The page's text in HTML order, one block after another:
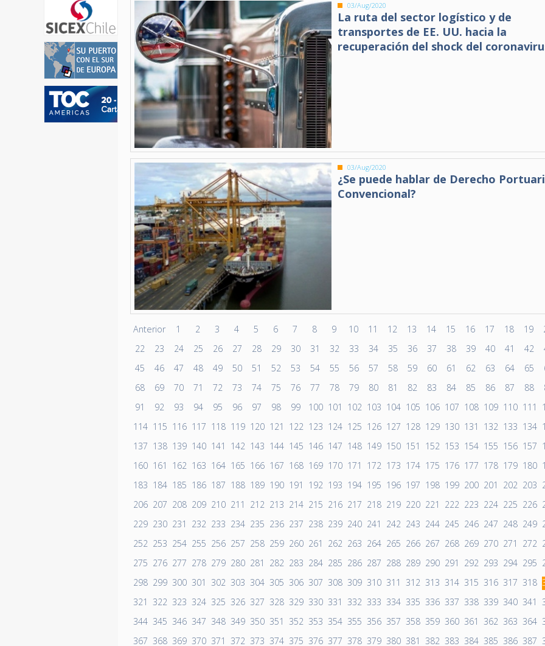
03/Aug/2020
La ruta del sector logístico y de
transportes de EE. UU. hacia la
recuperación del shock del
03/Aug/2020
¿Se puede hablar de Derecho
Convencional?
Anterior 1 2 3 4 5 6 7 8 9 10 11 12 13 14 15 16 17 18 19
22
23 24 25 26 27 28 29 30 31 32 33 34 35 36 37 38 39 40 41 42
45
46 47 48 49 50 51 52 53 54 55 56 57 58 59 60 61 62 63 64 65
68
69 70 71 72 73 74 75 76 77 78 79 80 81 82 83 84 85 86 87 88
91
92 93 94 95 96 97 98 99 100 101 102 103 104 105 106 107 108 109 110 111
114 115 116 117 118 119 120 121 122 123 124 125 126 127 128 129 130 131 132 133 134
137 138 139 140 141 142 143 144 145 146 147 148 149 150 151 152 153 154 155 156 157
160 161 162 163 164 165 166 167 168 169 170 171 172 173 174 175 176 177 178 179 180
183 184 185 186 187 188 189 190 191 192 193 194 195 196 197 198 199 200 201 202 203
206 207 208 209 210 211 212 213 214 215 216 217 218 219 220 221 222 223 224 225 226
229 230 231 232 233 234 235 236 237 238 239 240 241 242 243 244 245 246 247 248 249
252 253 254 255 256 257 258 259 260 261 262 263 264 265 266 267 268 269 270 271 272
275 276 277 278 279 280 281 282 283 284 285 286 287 288 289 290 291 292 293 294 295
298 299 300 301 302 303 304 305 306 307 308 309 310 311 312 313 314 315 316 317 318
321
322 323 324 325 326 327 328 329 330 331 332 333 334 335 336 337 338 339 340 341
344 345 346 347 348 349 350 351 352 353 354 355 356 357 358 359 360 361 362 363 364
367 368 369 370 371 372 373 374 375 376 377 378 379 380 381 382 383 384 385 386 387